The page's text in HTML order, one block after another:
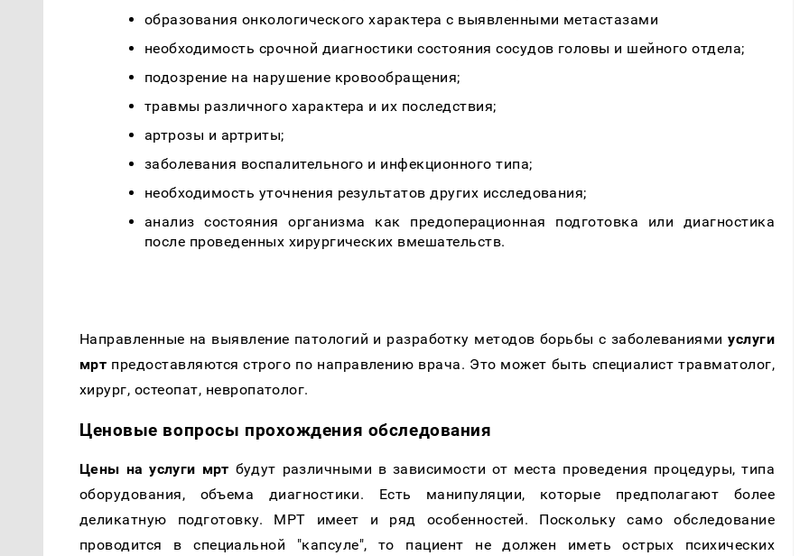
образования онкологического характера с выявленными метастазами
необходимость срочной диагностики состояния сосудов головы и шейного отдела;
подозрение на нарушение кровообращения;
травмы различного характера и их последствия;
артрозы и артриты;
заболевания воспалительного и инфекционного типа;
необходимость уточнения результатов других исследования;
анализ состояния организма как предоперационная подготовка или диагностика
после проведенных хирургических вмешательств.
Направленные на выявление патологий и разработку методов борьбы с заболеваниямиуслуги
мрт предоставляются строго по направлению врача. Это может быть специалист травматолог,
хирург, остеопат, невропатолог.
Ценовые вопросы прохождения обследования
Цены на услуги мрт будут различными в зависимости от места проведения процедуры, типа
оборудования, объема диагностики. Есть манипуляции, которые предполагают более
деликатную подготовку. МРТ имеет и ряд особенностей. Поскольку само обследование
проводится в специальной "капсуле", то пациент не должен иметь острых психических